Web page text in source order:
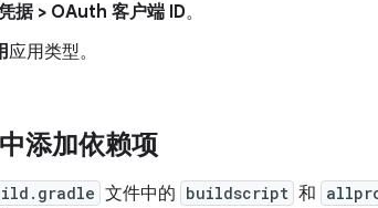
据 > OAuth 客户端 ID。
应用类型。
添加依赖项
文件中的 buildscript 和